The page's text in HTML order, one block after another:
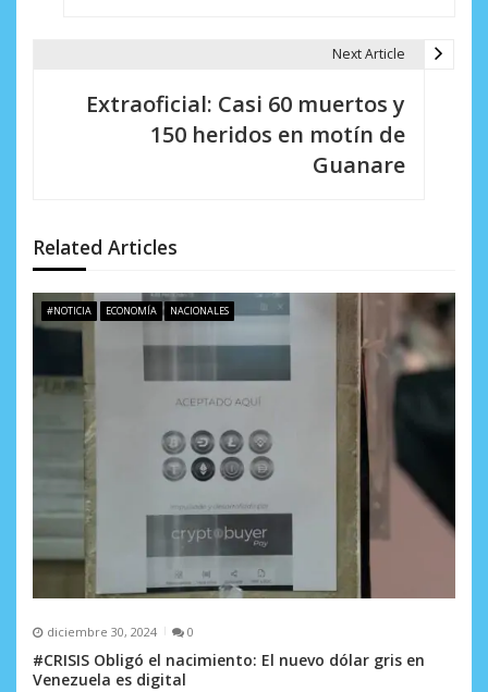
n
d
e
n
a
d
a
s
Next Article
Extraoficial: Casi 60 muertos y
150 heridos en motín de
Guanare
Related Articles
#NOTICIA ECONOMÍA NACIONALES
diciembre 30, 2024 0
#CRISIS Obligó el nacimiento: El nuevo dólar gris en
Venezuela es digital